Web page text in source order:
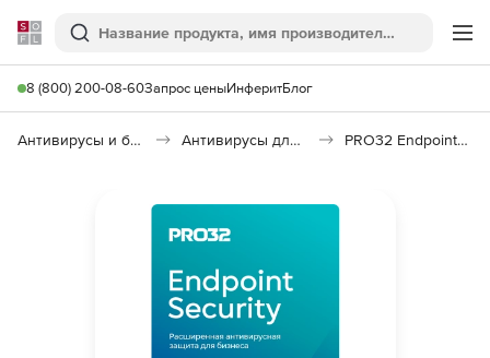
Softline
Поиск
8 (800) 200-08-60Запрос ценыИнферитБлог
Антивирусы и безопасность Антивирусы для организаций PRO32 Endpoint Security Advanced